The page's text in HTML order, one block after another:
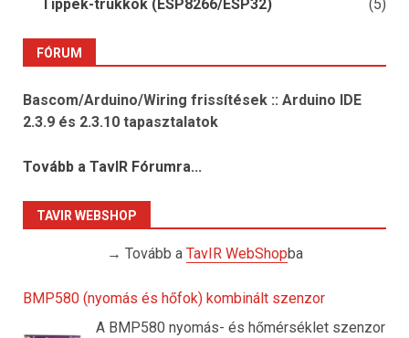
Tippek-trükkök (ESP8266/ESP32) (5)
FÓRUM
Bascom/Arduino/Wiring frissítések :: Arduino IDE
2.3.9 és 2.3.10 tapasztalatok
Tovább a TavIR Fórumra...
TAVIR WEBSHOP
→ Tovább a TavIR WebShopba
BMP580 (nyomás és hőfok) kombinált szenzor
A BMP580 nyomás- és hőmérséklet szenzor